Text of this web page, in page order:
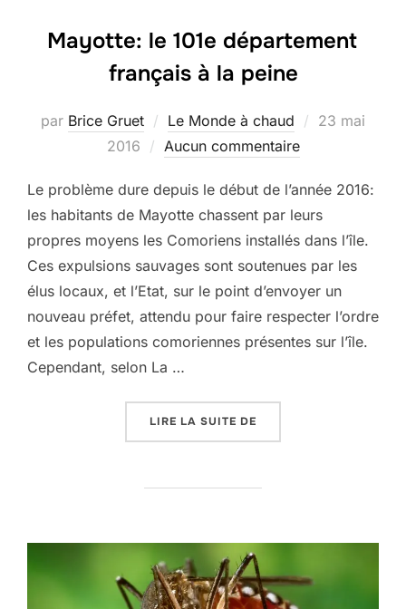
Mayotte: le 101e département
français à la peine
par Brice Gruet Le Monde à chaud
Publié
23 mai
2016
Aucun commentaire
Le problème dure depuis le début de l’année 2016:
les habitants de Mayotte chassent par leurs
propres moyens les Comoriens installés dans l’île.
Ces expulsions sauvages sont soutenues par les
élus locaux, et l’Etat, sur le point d’envoyer un
nouveau préfet, attendu pour faire respecter l’ordre
et les populations comoriennes présentes sur l’île.
Cependant, selon La …
LIRE LA SUITE DE